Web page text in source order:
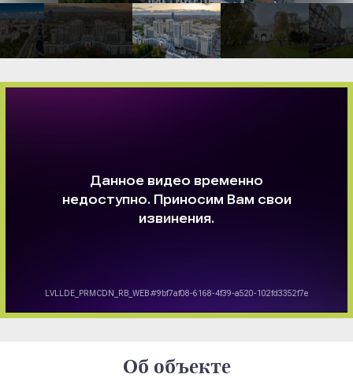
Об объекте